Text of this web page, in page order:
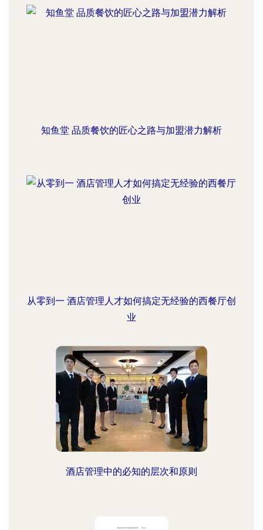
知鱼堂 品质餐饮的匠心之路与加盟潜力解析
从零到一 酒店管理人才如何搞定无经验的西餐厅创
业
酒店管理中的必知的层次和原则